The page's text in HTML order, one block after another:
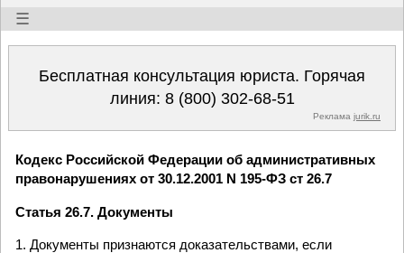
☰
Бесплатная консультация юриста. Горячая
линия: 8 (800) 302-68-51
Реклама jurik.ru
Кодекс Российской Федерации об административных
правонарушениях от 30.12.2001 N 195-ФЗ ст 26.7
Статья 26.7. Документы
1. Документы признаются доказательствами, если